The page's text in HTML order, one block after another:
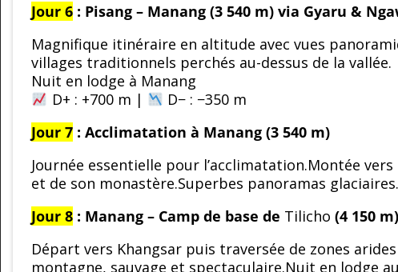
Jour 6 : Pisang – Manang (3 540 m) via Gyaru &
Magnifique itinéraire en altitude avec vues
villages traditionnels perchés au-dessus de la vallée.
Nuit en lodge à Manang
D+ : +700 m |
D− : −350 m
Jour 7 : Acclimatation à Manang (3 540 m)
Journée essentielle pour l’acclimatation.Montée
et de son monastère.Superbes panoramas
Jour 8 : Manang – Camp de base de Tilicho (4 150
Départ vers Khangsar puis traversée de zones
montagne, sauvage et spectaculaire.Nuit en lodge